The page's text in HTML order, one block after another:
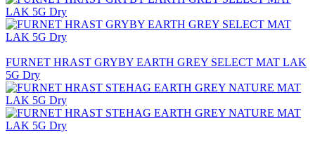
FURNET HRAST GRYBY EARTH GREY SELECT MAT LAK
5G Dry